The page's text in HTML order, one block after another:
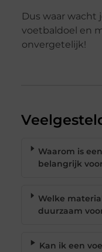
Dus waar wacht
voetbaldoel en
onvergetelijk!
Waarom is
belangrijk
Welke
duurzaam
Kan ik een